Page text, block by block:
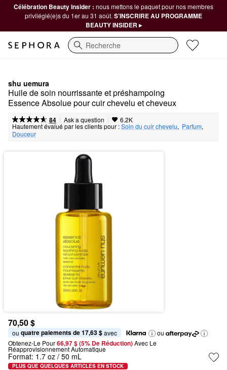
Célébration Beauty Insider : nous mettons le paquet pour nos membres
privilégié(e)s du 1er au 31 août. S’INSCRIRE AU PROGRAMME
BEAUTY INSIDER ▸
Recherche
shu uemura
Huile de soin nourrissante et préshampoing
Essence Absolue pour cuir chevelu et cheveux
84 | Ask a question | 6.2K
Hautement évalué par les clients pour :Soin du cuir chevelu, Parfum,
Douceur
70,50 $
ou quatre paiements de 17,63 $ avec
ou
Obtenez-Le Pour66,97 $ (5% De Réduction) Avec Le
Réapprovisionnement Automatique
Format: 1.7 oz / 50 mL
PLUS QUE QUELQUES ARTICLES EN STOCK